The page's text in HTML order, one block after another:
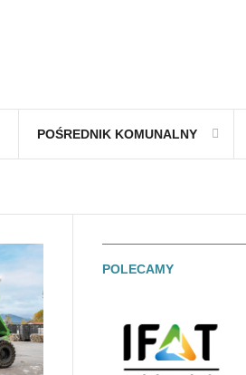
POŚREDNIK KOMUNALNY
POLECAMY